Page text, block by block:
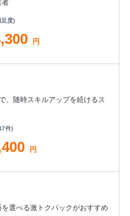
者
足度)
円
、随時スキルアップを続けるス
件)
円
選べる激トクパックがおすすめ